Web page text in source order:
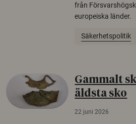
från
europeiska länder.
Säkerhetspolitik
Gammalt
äldsta sko
22 juni 2026